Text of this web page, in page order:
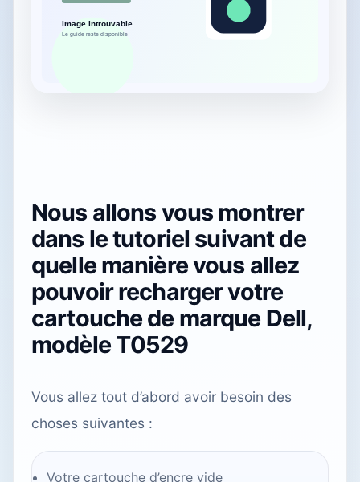
Nous allons vous montrer
dans le tutoriel suivant de
quelle manière vous allez
pouvoir recharger votre
cartouche de marque Dell,
modèle T0529
Vous allez tout d’abord avoir besoin des
choses suivantes :
Votre cartouche d’encre vide